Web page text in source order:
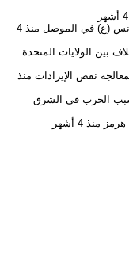
يونس (ع) في الموصل
منذ 4
بين الولايات المتحدة
نقص الإيرادات منذ
الحرب في الشرق
منذ 4 أشهر